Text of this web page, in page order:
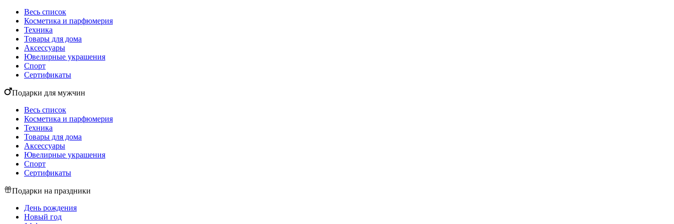
Весь список
Косметика и парфюмерия
Техника
Товары для дома
Аксессуары
Ювелирные украшения
Спорт
Сертификаты
Подарки для мужчин
Весь список
Косметика и парфюмерия
Техника
Товары для дома
Аксессуары
Ювелирные украшения
Спорт
Сертификаты
Подарки на праздники
День рождения
Новый год